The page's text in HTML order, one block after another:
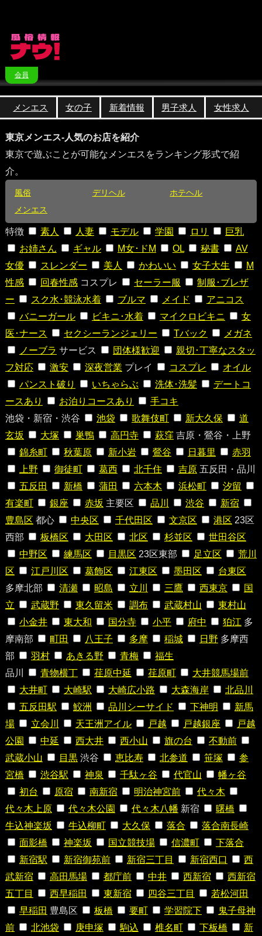
会員
メンエス 女の子 新着情報 男子求人 女性求人
東京メンエス-人気のお店を紹介
東京で遊ぶことが可能なメンエスをランキング形式で紹
介。
風俗 デリヘル
ホテヘル
メンエス
特徴 素人 人妻 モデル 学園 ロリ
巨乳
お姉さん
ギャル M女･ドM OL 秘書
AV
女優
スレンダー 美人 かわいい 女子大生
M
性感
回春性感 コスプレ セーラー服
制服･ブレザ
ー
スク水･競泳水着 ブルマ メイド
アニコス
バニーガール
ビキニ･水着 マイクロビキニ
女
医･ナース
セクシーランジェリー Tバック
メガネ
ノーブラ サービス 団体様歓迎
親切･丁寧なスタッ
フ対応
激安 深夜営業 プレイ コスプレ
オイル
パンスト破り
いちゃらぶ 洗体･洗髪
デートコ
ースあり
お泊りコースあり
手コキ
池袋・新宿・渋谷
池袋 歌舞伎町 新大久保
道
玄坂
大塚 巣鴨 高円寺 萩窪 吉原・鶯谷・上野
錦糸町
秋葉原 新小岩 鶯谷 日暮里
赤羽
上野
御徒町 葛西 北千住 吉原 五反田・品川
五反田
新橋 蒲田 六本木 浜松町
汐留
有楽町
銀座 赤坂 主要区 品川 渋谷
新宿
豊島区 都心 中央区 千代田区 文京区 港区 23区
西部
板橋区 大田区 北区 杉並区
世田谷区
中野区
練馬区 目黒区 23区東部 足立区
荒川
区
江戸川区 葛飾区 江東区 墨田区
台東区
多摩北部
清瀬 昭島 立川 三鷹 西東京
国
立
武蔵野 東久留米 調布 武蔵村山
東村山
小金井
東大和 国分寺 小平 府中 狛江 多
摩南部
町田 八王子 多摩 稲城 日野 多摩西
部
羽村 あきる野 青梅
福生
品川
青物横丁 荏原中延 荏原町
大井競馬場前
大井町
大崎駅 大崎広小路 大森海岸
北品川
五反田駅
鮫洲 品川シーサイド 下神明
新馬
場
立会川 天王洲アイル 戸越 戸越銀座
戸越
公園
中延 西大井 西小山 旗の台
不動前
武蔵小山
目黒 渋谷 恵比寿 北参道 笹塚
参
宮橋
渋谷駅 神泉 千駄ヶ谷 代官山
幡ヶ谷
初台
原宿 南新宿 明治神宮前
代々木
代々木上原
代々木公園 代々木八幡 新宿
曙橋
牛込神楽坂
牛込柳町 大久保 落合
落合南長崎
面影橋
神楽坂 国立競技場 信濃町
下落合
新宿駅
新宿御苑前 新宿三丁目 新宿西口
西
武新宿
高田馬場 都庁前 中井 西新宿
西新宿
五丁目
西早稲田 東新宿 四谷三丁目
若松河田
早稲田 豊島区 板橋 要町 学習院下
鬼子母神
前
北池袋 庚申塚 駒込 椎名町 下板橋
新